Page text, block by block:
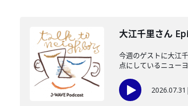
大江千里さん
今週のゲストに大江
点にしているニュー
2026.07.31 |